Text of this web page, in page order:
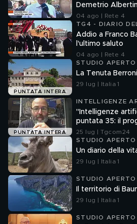
Demetrio
Giovanni Galli
04 ago | Rete 4
TG4 - DIARIO
Addio a Franco
l'ultimo saluto
04 ago | Rete 4
PUNTATA INTERA
STUDIO APERTO
La Tenuta
29 lug | Italia 1
PUNTATA INTERA
INTELLIGENZE
A NOI
"Intelligenze
puntata 35: il
25 lug | Tgcom24
STUDIO APERTO
Un diario della
29 lug | Italia 1
STUDIO APERTO
Il territorio di
29 lug | Italia 1
STUDIO APERTO